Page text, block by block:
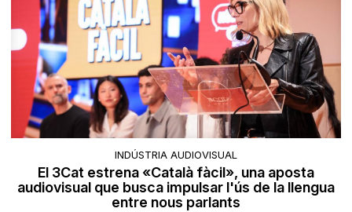
INDÚSTRIA AUDIOVISUAL
El 3Cat estrena «Català fàcil», una aposta
audiovisual que busca impulsar l'ús de la llengua
entre nous parlants